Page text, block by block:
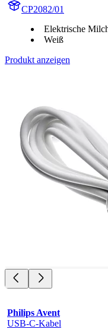
CP2082/01
Elektrische
Weiß
Produkt anzeigen
Philips Avent
USB-C-Kabel